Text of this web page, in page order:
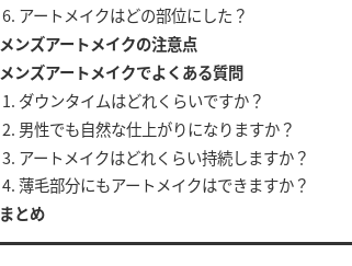
アートメイクはどの部位にした？
メンズアートメイクの注意点
メンズアートメイクでよくある質問
ダウンタイムはどれくらいですか？
男性でも自然な仕上がりになりますか？
アートメイクはどれくらい持続しますか？
薄毛部分にもアートメイクはできますか？
まとめ